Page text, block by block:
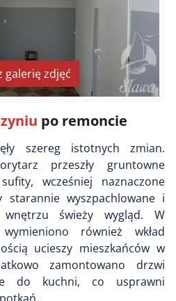
galerię zdjęć
po remoncie
szereg istotnych zmian.
przeszły gruntowne
wcześniej naznaczone
starannie wyszpachlowane i
wnętrzu świeży wygląd. W
również wkład
ucieszy mieszkańców w
zamontowano drzwi
do kuchni, co usprawni